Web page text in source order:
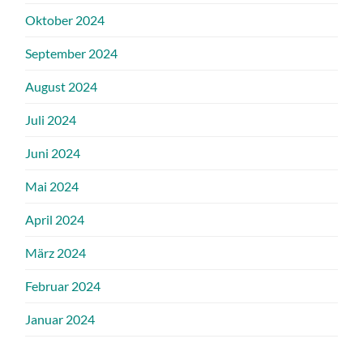
Oktober 2024
September 2024
August 2024
Juli 2024
Juni 2024
Mai 2024
April 2024
März 2024
Februar 2024
Januar 2024